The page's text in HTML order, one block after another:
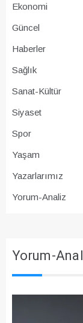
Ekonomi
Güncel
Haberler
Sağlık
Sanat-Kültür
Siyaset
Spor
Yaşam
Yazarlarımız
Yorum-Analiz
Yorum-